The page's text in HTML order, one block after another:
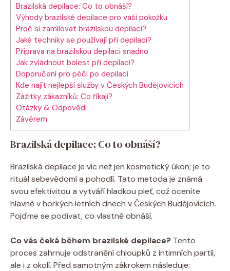
Brazilská depilace: Co to obnáší?
Výhody brazilské depilace pro vaši pokožku
Proč si zamilovat brazilskou depilaci?
Jaké techniky se používají při depilaci?
Příprava na brazilskou depilaci snadno
Jak zvládnout bolest při depilaci?
Doporučení pro péči po depilaci
Kde najít nejlepší služby v Českých Budějovicích
Zážitky zákazníků: Co říkají?
Otázky & Odpovědi
Závěrem
Brazilská depilace: Co to obnáší?
Brazilská depilace je víc než jen kosmetický úkon; je to
rituál sebevědomí a pohodlí. Tato metoda je známá
svou efektivitou a vytváří hladkou pleť, což oceníte
hlavně v horkých letních dnech v Českých Budějovicích.
Pojďme se podívat, co vlastně obnáší.
Co vás čeká během brazilské depilace? Tento
proces zahrnuje odstranění chloupků z intimních partií,
ale i z okolí. Před samotným zákrokem následuje: